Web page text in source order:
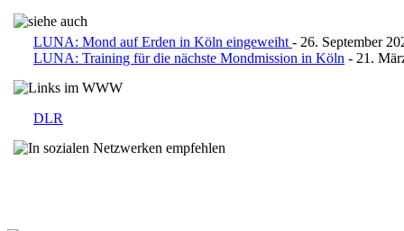
LUNA: Mond auf Erden in Köln eingeweiht - 26. September
LUNA: Training für die nächste Mondmission in Köln - 21.
DLR